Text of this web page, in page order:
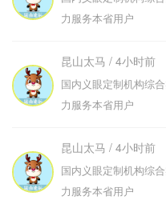
力服务本省用户
昆山太马 / 4小时前
国内义眼定制机构综
力服务本省用户
昆山太马 / 4小时前
国内义眼定制机构综
力服务本省用户